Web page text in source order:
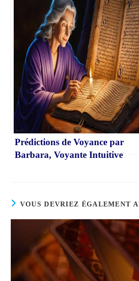
Prédictions de Voyance par
Barbara, Voyante Intuitive
VOUS DEVRIEZ ÉGALEMENT